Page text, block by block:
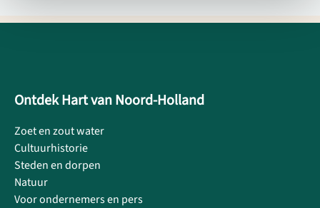
Ontdek Hart van Noord-Holland
Zoet en zout water
Cultuurhistorie
Steden en dorpen
Natuur
Voor ondernemers en pers